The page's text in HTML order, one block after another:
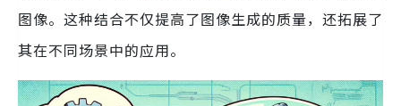
图像。这种结合不仅提高了图像生成的质量，还拓展了
其在不同场景中的应用。